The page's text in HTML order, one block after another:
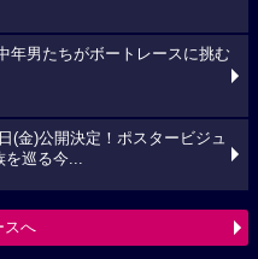
年男たちがボートレースに挑む
(金)公開決定！ポスタービジュ
を巡る今...
スへ